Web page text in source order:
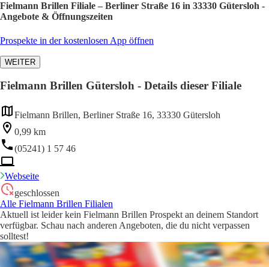
Fielmann Brillen Filiale – Berliner Straße 16 in 33330 Gütersloh -
Angebote & Öffnungszeiten
Prospekte in der kostenlosen App öffnen
WEITER
Fielmann Brillen Gütersloh - Details dieser Filiale
Fielmann Brillen, Berliner Straße 16, 33330 Gütersloh
0,99 km
(05241) 1 57 46
Webseite
geschlossen
Alle Fielmann Brillen Filialen
Aktuell ist leider kein Fielmann Brillen Prospekt an deinem Standort
verfügbar. Schau nach anderen Angeboten, die du nicht verpassen
solltest!